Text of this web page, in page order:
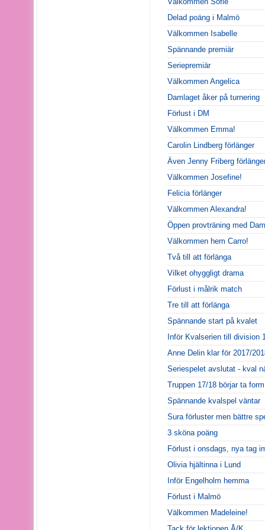
Delad poäng i Malmö
Välkommen Isabelle
Spännande premiär
Seriepremiär
Välkommen Angelica
Damlaget åker på turnering
Förlust i DM
Välkommen Emma!
Carolin Lindberg förlänger
Även Jenny Friberg
Välkommen Josefine!
Felicia förlänger
Välkommen Alexandra!
Öppen provträning med
Välkommen hem Carro!
Två till att förlänga
Vilket ohyggligt drama
Förlust i målrik match
Tre till att förlänga
Spännande start på kvalet
Inför Kvalserien till division
Anne Delin klar för 2017/
Seriespelet avslutat - kval
Truppen 17/18 börjar ta form
Spännande kvalspel väntar
Sura förluster men bättre
3 sköna poäng
Förlust i onsdags, nya tag
Olivia hjältinna i Lund
Inför Engelholm hemma
Förlust i Malmö
Välkommen Madeleine!